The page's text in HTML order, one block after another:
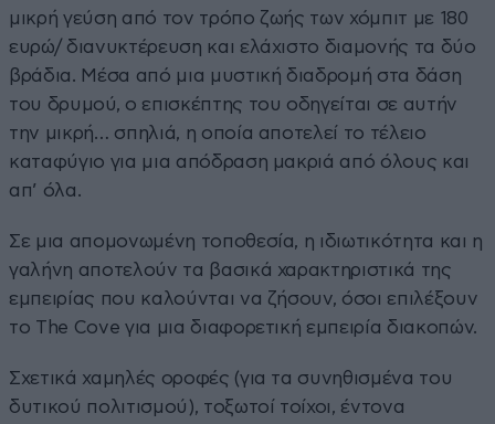
μικρή γεύση από τον τρόπο ζωής των χόμπιτ με 180
ευρώ/ διανυκτέρευση και ελάχιστο διαμονής τα δύο
βράδια. Μέσα από μια μυστική διαδρομή στα δάση
του δρυμού, ο επισκέπτης του οδηγείται σε αυτήν
την μικρή… σπηλιά, η οποία αποτελεί το τέλειο
καταφύγιο για μια απόδραση μακριά από όλους και
απ’ όλα.
Σε μια απομονωμένη τοποθεσία, η ιδιωτικότητα και η
γαλήνη αποτελούν τα βασικά χαρακτηριστικά της
εμπειρίας που καλούνται να ζήσουν, όσοι επιλέξουν
το The Cove για μια διαφορετική εμπειρία διακοπών.
Σχετικά χαμηλές οροφές (για τα συνηθισμένα του
δυτικού πολιτισμού), τοξωτοί τοίχοι, έντονα